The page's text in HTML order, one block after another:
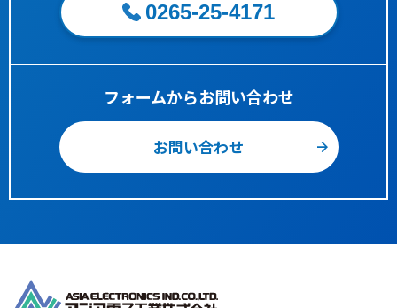
0265-25-4171
フォームからお問い合わせ
お問い合わせ